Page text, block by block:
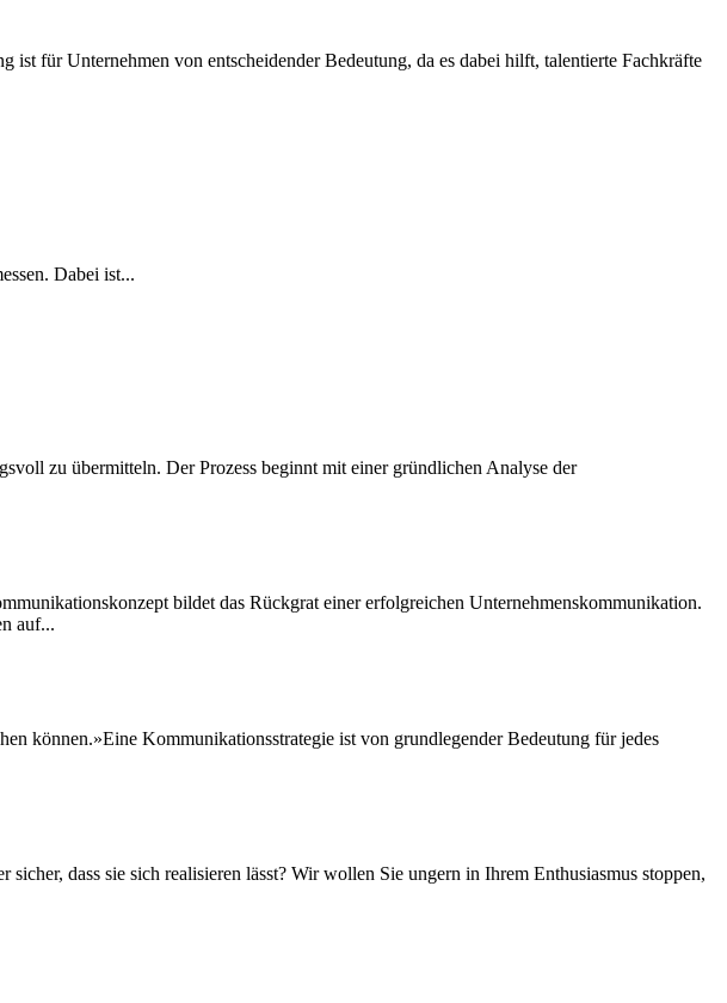
für Unternehmen von entscheidender Bedeutung, da es dabei hilft, talentierte Fachkräfte
Dabei ist...
zu übermitteln. Der Prozess beginnt mit einer gründlichen Analyse der
bildet das Rückgrat einer erfolgreichen Unternehmenskommunikation.
auf...
können.»Eine Kommunikationsstrategie ist von grundlegender Bedeutung für jedes
dass sie sich realisieren lässt? Wir wollen Sie ungern in Ihrem Enthusiasmus stoppen,